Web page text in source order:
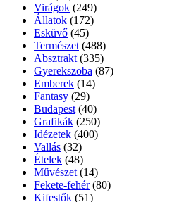
Virágok (249)
Állatok (172)
Esküvő (45)
Természet (488)
Absztrakt (335)
Gyerekszoba (87)
Emberek (14)
Fantasy (29)
Budapest (40)
Grafikák (250)
Idézetek (400)
Vallás (32)
Ételek (48)
Művészet (14)
Fekete-fehér (80)
Kifestők (51)